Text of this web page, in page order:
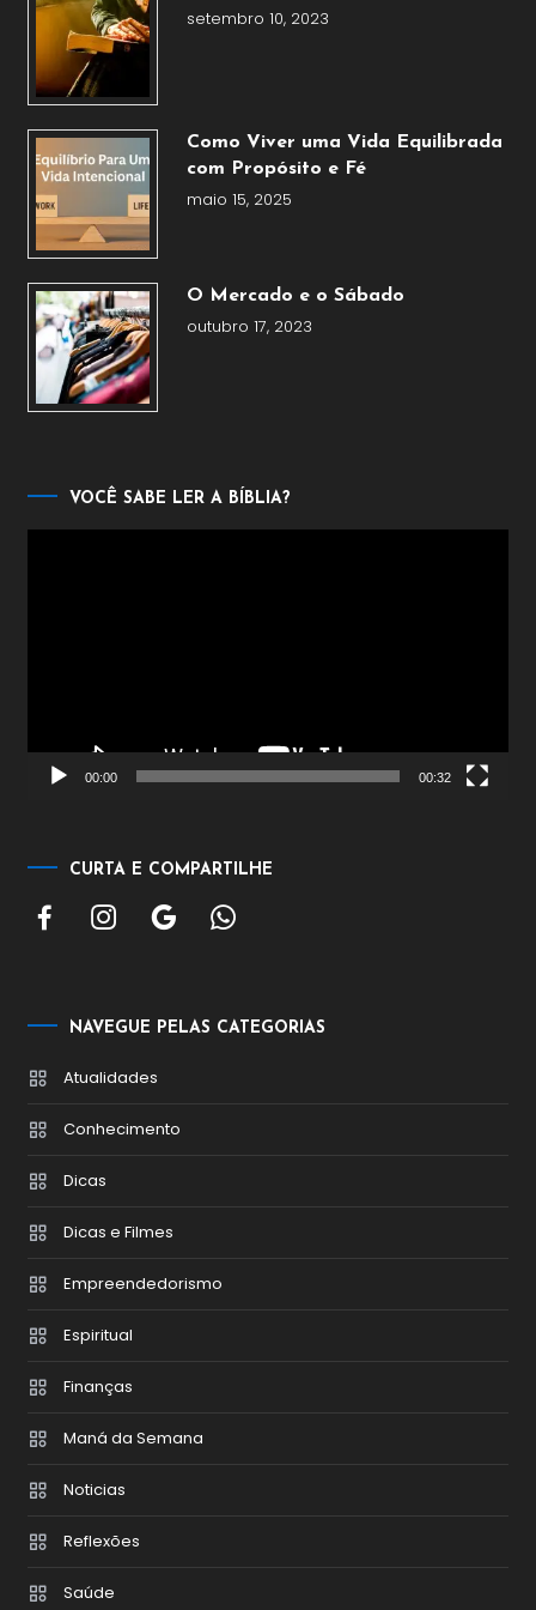
setembro 10, 2023
Como Viver uma Vida Equilibrada
com Propósito e Fé
maio 15, 2025
O Mercado e o Sábado
outubro 17, 2023
VOCÊ SABE LER A BÍBLIA?
00:00 00:32
CURTA E COMPARTILHE
NAVEGUE PELAS CATEGORIAS
Atualidades
Conhecimento
Dicas
Dicas e Filmes
Empreendedorismo
Espiritual
Finanças
Maná da Semana
Noticias
Reflexões
Saúde